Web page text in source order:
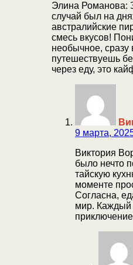
Элина Романова:
случай был на
австралийские
смесь вкусов!
необычное, сразу
путешествуешь
через еду, это
9 марта,
Виктория
было нечто
тайскую
моменте
Согласна,
мир. Каждый